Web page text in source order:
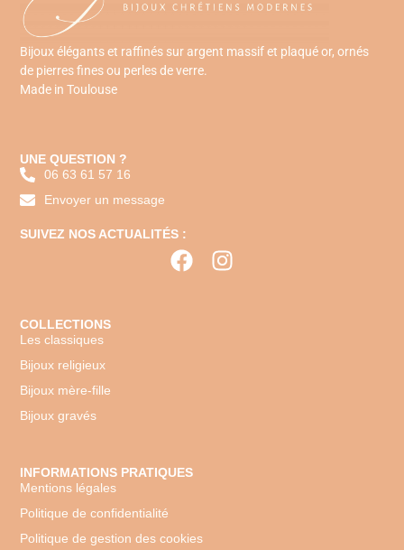
Bijoux élégants et raffinés sur argent massif et plaqué or, ornés
de pierres fines ou perles de verre.
Made in Toulouse
UNE QUESTION ?
06 63 61 57 16
Envoyer un message
SUIVEZ NOS ACTUALITÉS :
COLLECTIONS
Les classiques
Bijoux religieux
Bijoux mère-fille
Bijoux gravés
INFORMATIONS PRATIQUES
Mentions légales
Politique de confidentialité
Politique de gestion des cookies